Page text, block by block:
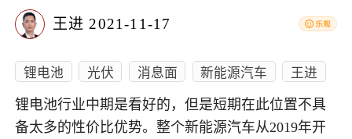
王进 2021-11-17
锂电池 光伏 消息面 新能源汽车 王进
锂电池行业中期是看好的，但是短期在此位置不具
备太多的性价比优势。整个新能源汽车从2019年开